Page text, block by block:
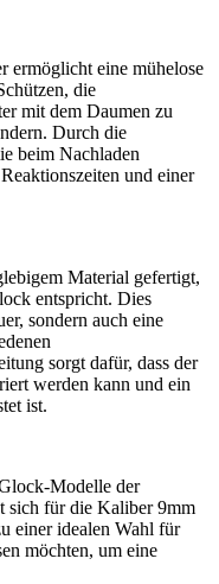
ermöglicht eine mühelose
die
mit dem Daumen zu
Durch die
beim Nachladen
und einer
Material gefertigt,
entspricht. Dies
sondern auch eine
sorgt dafür, dass der
werden kann und ein
ist.
Modelle der
sich für die Kaliber 9mm
einer idealen Wahl für
möchten, um eine